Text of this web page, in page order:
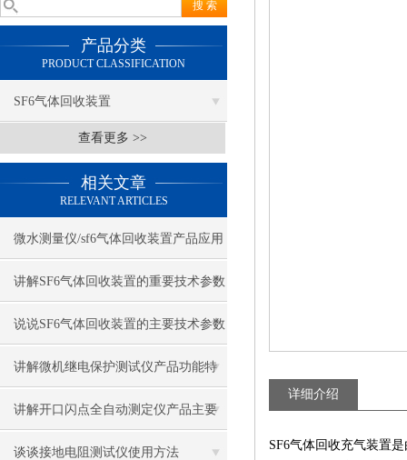
产品分类
PRODUCT CLASSIFICATION
SF6气体回收装置
查看更多 >>
相关文章
RELEVANT ARTICLES
微水测量仪/sf6气体回收装置产品应用
讲解SF6气体回收装置的重要技术参数
说说SF6气体回收装置的主要技术参数
及适用范围
讲解微机继电保护测试仪产品功能特
点
讲解开口闪点全自动测定仪产品主要
技术特点
谈谈接地电阻测试仪使用方法
详细介绍
SF6气体回收充气装置